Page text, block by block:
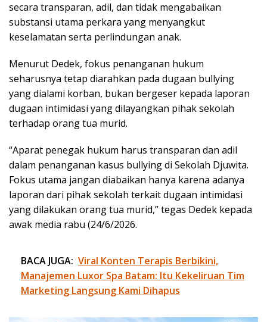
secara transparan, adil, dan tidak mengabaikan
substansi utama perkara yang menyangkut
keselamatan serta perlindungan anak.
Menurut Dedek, fokus penanganan hukum
seharusnya tetap diarahkan pada dugaan bullying
yang dialami korban, bukan bergeser kepada laporan
dugaan intimidasi yang dilayangkan pihak sekolah
terhadap orang tua murid.
“Aparat penegak hukum harus transparan dan adil
dalam penanganan kasus bullying di Sekolah Djuwita.
Fokus utama jangan diabaikan hanya karena adanya
laporan dari pihak sekolah terkait dugaan intimidasi
yang dilakukan orang tua murid,” tegas Dedek kepada
awak media rabu (24/6/2026.
BACA JUGA: Viral Konten Terapis Berbikini,
Manajemen Luxor Spa Batam: Itu Kekeliruan Tim
Marketing Langsung Kami Dihapus